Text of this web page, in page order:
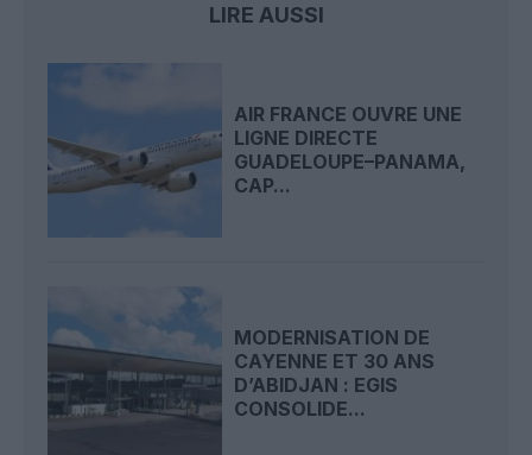
LIRE AUSSI
AIR FRANCE OUVRE UNE
LIGNE DIRECTE
GUADELOUPE–PANAMA,
CAP...
MODERNISATION DE
CAYENNE ET 30 ANS
D’ABIDJAN : EGIS
CONSOLIDE...